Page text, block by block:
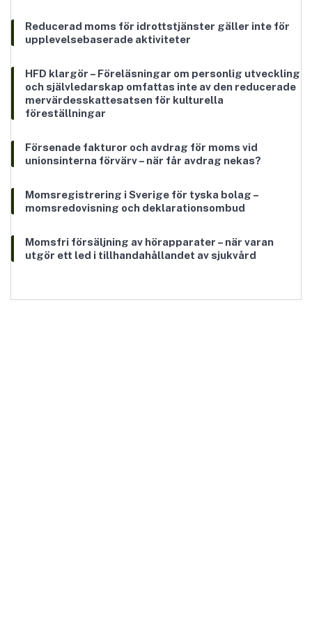
Reducerad moms för idrottstjänster gäller inte för
upplevelsebaserade aktiviteter
HFD klargör – Föreläsningar om personlig utveckling
och självledarskap omfattas inte av den reducerade
mervärdesskattesatsen för kulturella
föreställningar
Försenade fakturor och avdrag för moms vid
unionsinterna förvärv – när får avdrag nekas?
Momsregistrering i Sverige för tyska bolag –
momsredovisning och deklarationsombud
Momsfri försäljning av hörapparater – när varan
utgör ett led i tillhandahållandet av sjukvård